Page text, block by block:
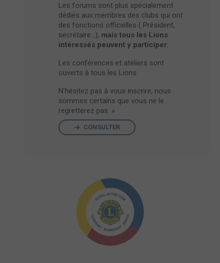
Les forums sont plus spécialement
dédiés aux membres des clubs qui ont
des fonctions officielles ( Président,
secrétaire…), mais tous les Lions
intéressés peuvent y participer.
Les conférences et ateliers sont
ouverts à tous les Lions.
N’hésitez pas à vous inscrire, nous
sommes certains que vous ne le
regretterez pas. »
CONSULTER